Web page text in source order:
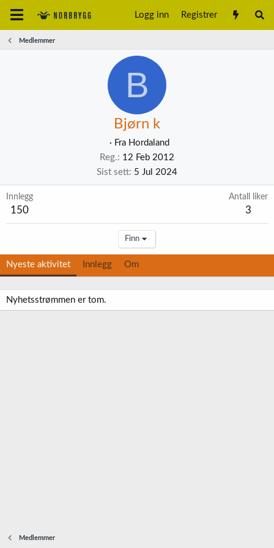
Logg inn Registrer
Medlemmer
B
Bjørn k
· Fra Hordaland
Reg.
12 Feb 2012
Sist sett 5 Jul 2024
Innlegg
150
Antall liker
3
Finn
Nyeste aktivitet Innlegg Om
Nyhetsstrømmen er tom.
Medlemmer